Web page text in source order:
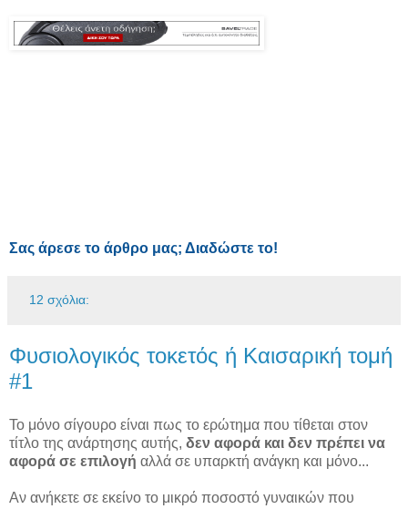
Σας άρεσε το άρθρο μας; Διαδώστε το!
12 σχόλια:
Φυσιολογικός τοκετός ή Καισαρική τομή
#1
Το μόνο σίγουρο είναι πως το ερώτημα που τίθεται στον
τίτλο της ανάρτησης αυτής, δεν αφορά και δεν πρέπει να
αφορά σε επιλογή αλλά σε υπαρκτή ανάγκη και μόνο...
Αν ανήκετε σε εκείνο το μικρό ποσοστό γυναικών που